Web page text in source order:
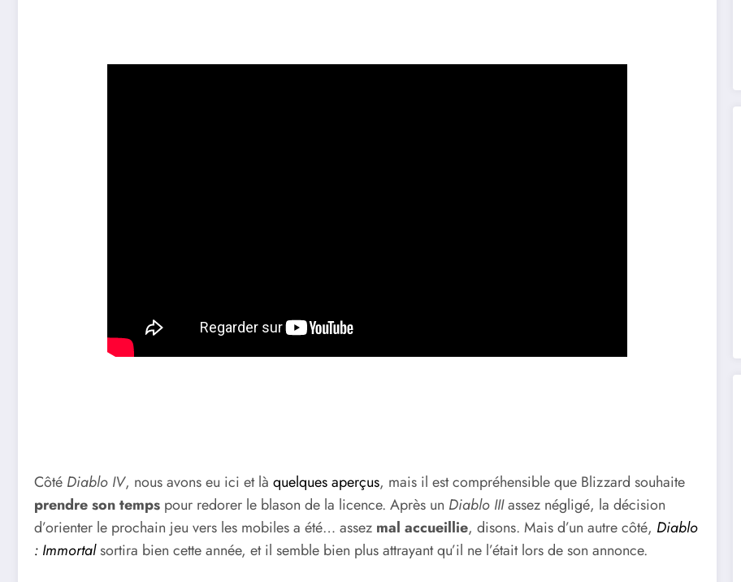
Côté Diablo IV, nous avons eu ici et là quelques aperçus, mais il est compréhensible que Blizzard souhaite
prendre son temps pour redorer le blason de la licence. Après un Diablo IIIassez négligé, la décision
d’orienter le prochain jeu vers les mobiles a été… assez mal accueillie, disons. Mais d’un autre côté, Diablo
: Immortalsortira bien cette année, et il semble bien plus attrayant qu’il ne l’était lors de son annonce.